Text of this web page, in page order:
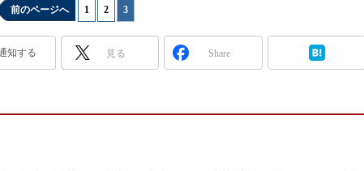
スマート工場EXPO
日本ものづくりワールド
産業オープンネット展
ISO26262
前のページへ 1 2 3
知する 見る Share